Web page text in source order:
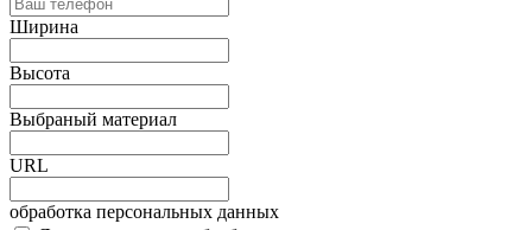
Ширина
Высота
Выбраный материал
URL
обработка персональных данных